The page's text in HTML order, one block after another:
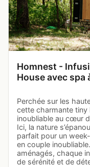
Homnest -
House avec spa
Perchée sur les
cette charmante tiny
inoubliable au cœur
Ici, la nature
parfait pour un
en couple
aménagés, chaque
de sérénité et de